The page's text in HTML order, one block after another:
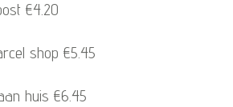
€4.20
shop €5.45
huis €6.45